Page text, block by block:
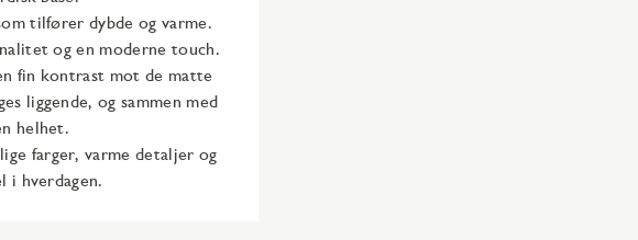
tilfører dybde og varme.
og en moderne touch.
fin kontrast mot de matte
liggende, og sammen med
helhet.​
farger, varme detaljer og
i hverdagen.